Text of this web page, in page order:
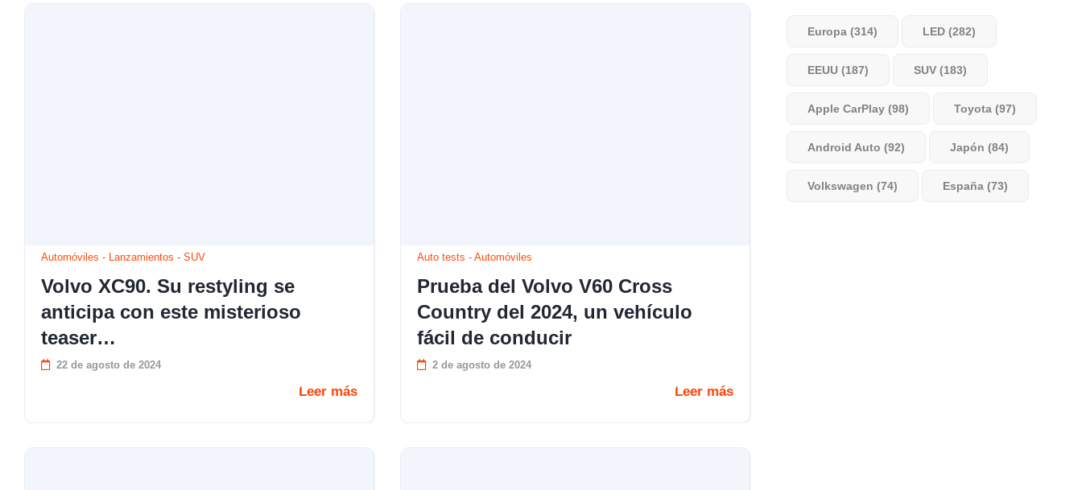
Automóviles - Lanzamientos - SUV
Volvo XC90. Su restyling se
anticipa con este misterioso
teaser…
22 de agosto de 2024
Leer más
Auto tests -Automóviles
Prueba del Volvo V60 Cross
Country del 2024, un vehículo
fácil de conducir
2 de agosto de 2024
Leer más
Europa (314) LED (282)
EEUU (187) SUV (183)
Apple CarPlay (98) Toyota (97)
Android Auto (92) Japón (84)
Volkswagen (74) España (73)